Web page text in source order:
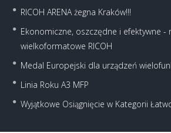
RICOH ARENA żegna Kraków!!!
Ekonomiczne, oszczędne i efektywne -
wielkoformatowe RICOH
Medal Europejski dla urządzeń
Linia Roku A3 MFP
Wyjątkowe Osiągnięcie w Kategorii